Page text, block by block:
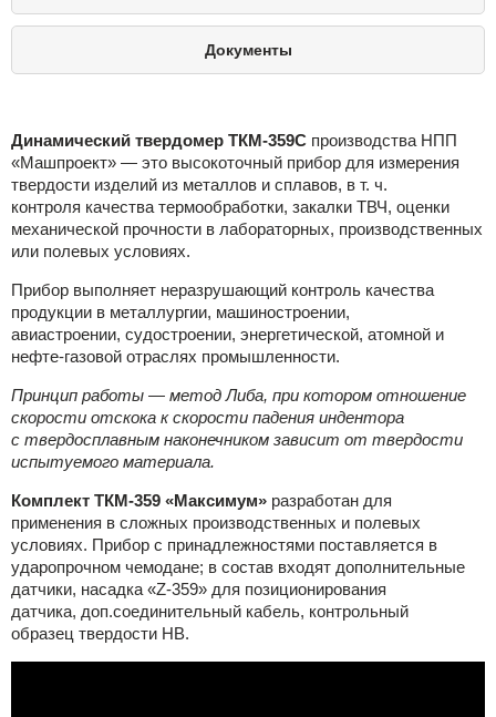
Документы
Динамический твердомер ТКМ-359С производства НПП
«Машпроект» — это высокоточный прибор для измерения
твердости изделий из металлов и сплавов, в т. ч.
контроля качества термообработки, закалки ТВЧ, оценки
механической прочности в лабораторных, производственных
или полевых условиях.
Прибор выполняет неразрушающий контроль качества
продукции в металлургии, машиностроении,
авиастроении, судостроении, энергетической, атомной и
нефте-газовой отраслях промышленности.
Принцип работы — метод Либа, при котором отношение
скорости отскока к скорости падения индентора
с твердосплавным наконечником зависит от твердости
испытуемого материала.
Комплект ТКМ-359 «Максимум» разработан для
применения в сложных производственных и полевых
условиях. Прибор с принадлежностями поставляется в
ударопрочном чемодане; в состав входят дополнительные
датчики, насадка «Z-359» для позиционирования
датчика, доп.соединительный кабель, контрольный
образец твердости HB.